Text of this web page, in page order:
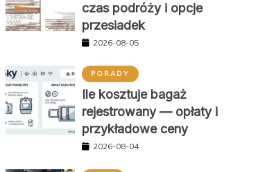
czas podróży i opcje
przesiadek
2026-08-05
PORADY
Ile kosztuje bagaż
rejestrowany — opłaty i
przykładowe ceny
2026-08-04